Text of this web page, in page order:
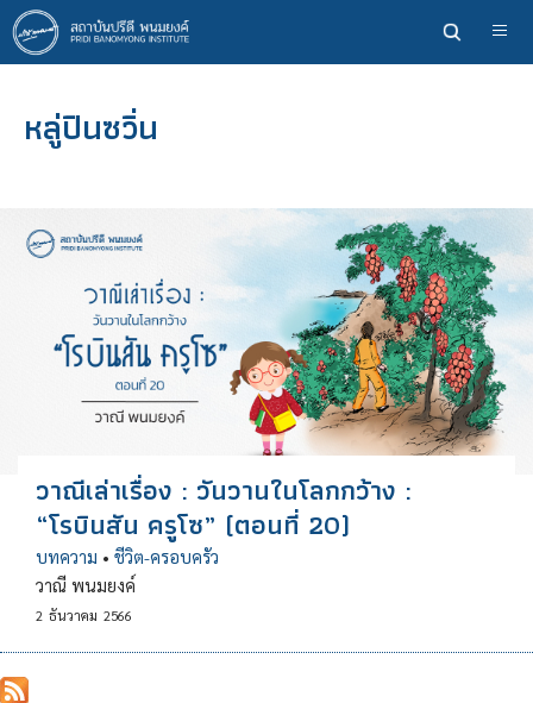
ข้าม
ไป
ยัง
หลักหลู่ปินซวิ่น
วาณีเล่าเรื่อง : วันวานในโลกกว้าง :
“โรบินสัน ครูโซ” (ตอนที่ 20)
บทความ • ชีวิต-ครอบครัว
วาณี พนมยงค์
2 ธันวาคม 2566